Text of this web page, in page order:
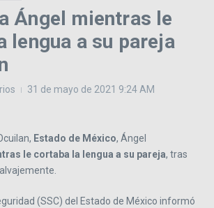
Ángel mientras le
lengua a su pareja
31 de mayo de 2021 9:24 AM
Estado de México, Ángel
le cortaba la lengua a su pareja, tras
(SSC) del Estado de México informó